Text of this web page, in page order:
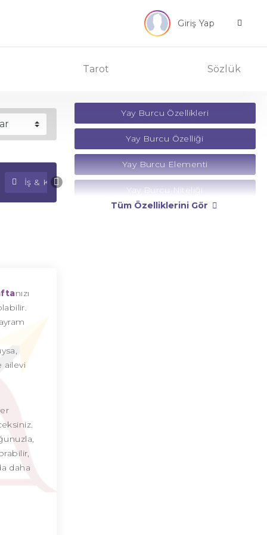
Giriş Yap
Tarot Sözlük
İş & Kariyer Falı Para Falı
nızı
ailevi
daha
Yay Burcu Özellikleri
Yay Burcu Özelliği
Yay Burcu Elementi
Yay Burcu Niteliği
Tüm Özelliklerini Gör